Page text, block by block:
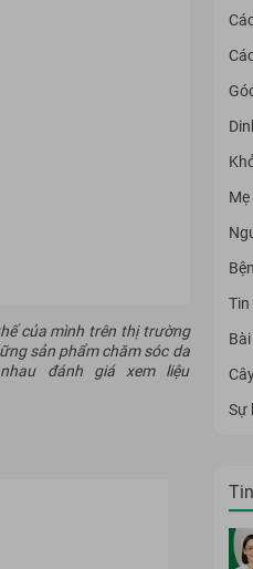
của mình trên thị trường
sản phẩm chăm sóc da
đánh giá xem liệu
Mẹ
Tin
Sự